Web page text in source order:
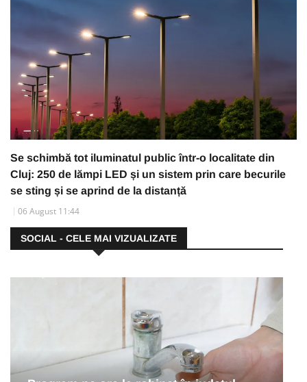
Se schimbă tot iluminatul public într-o localitate din
Cluj: 250 de lămpi LED și un sistem prin care becurile
se sting și se aprind de la distanță
06 August 11:44
SOCIAL - CELE MAI VIZUALIZATE